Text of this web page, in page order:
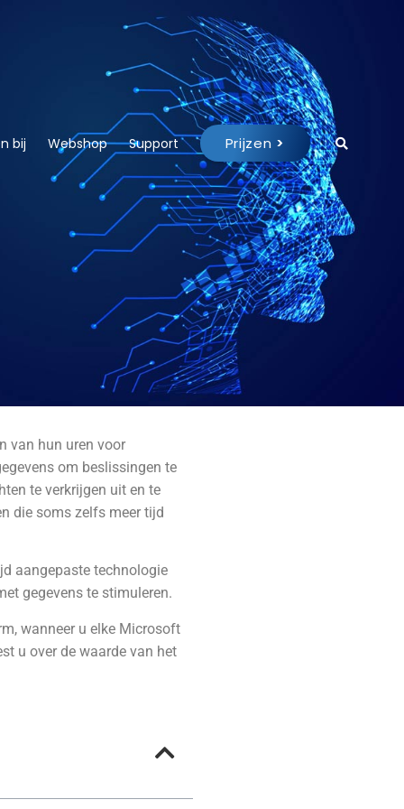
bij Webshop Support Prijzen >
van hun uren voor
om beslissingen te
te verkrijgen uit en te
die soms zelfs meer tijd
aangepaste technologie
gegevens te stimuleren.
wanneer u elke Microsoft
u over de waarde van het